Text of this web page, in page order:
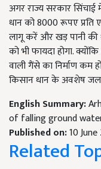
अगर राज्य सरकार
धान को 8000 रूपए प्रति
लागू करें और खड़ पानी की
को भी फायदा होगा.
वाली गैंसे का निर्माण
किसान धान के अवशेष
English Summary:
of falling ground
Published on:10 June
Related